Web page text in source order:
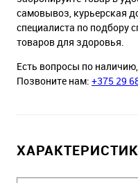
самовывоз, курьерская
специалиста по подбору
товаров для здоровья.
Есть вопросы по
Позвоните нам: +375 29